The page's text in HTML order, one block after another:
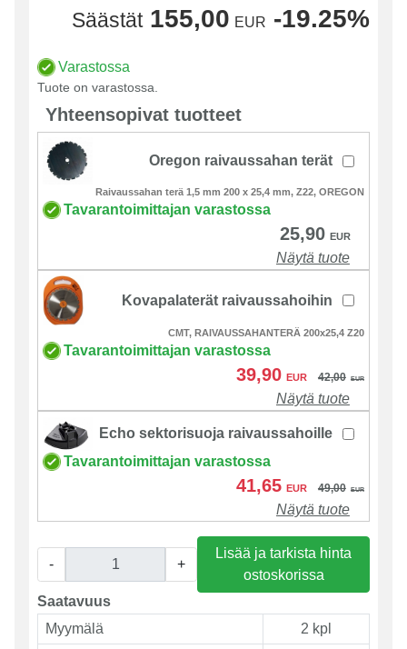
Säästät155,00 EUR -19.25%
Varastossa
Tuote on varastossa.
Yhteensopivat tuotteet
Oregon raivaussahan terät
Raivaussahan terä 1,5 mm 200 x 25,4 mm, Z22, OREGON
Tavarantoimittajan varastossa
25,90 EUR
Näytä tuote
Kovapalaterät raivaussahoihin
CMT, RAIVAUSSAHANTERÄ 200x25,4 Z20
Tavarantoimittajan varastossa
39,90 EUR 42,00 EUR
Näytä tuote
Echo sektorisuoja raivaussahoille
Tavarantoimittajan varastossa
41,65 EUR 49,00 EUR
Näytä tuote
- +
Lisää ja tarkista hinta
ostoskorissa
Saatavuus
Myymälä
2 kpl